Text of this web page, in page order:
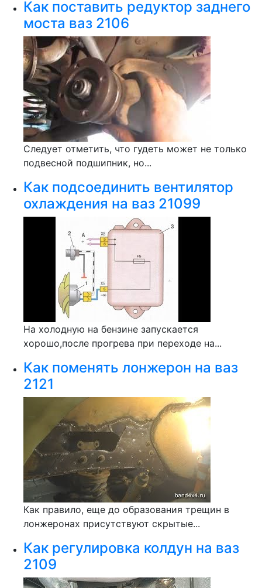
Как поставить редуктор заднего
моста ваз 2106
Следует отметить, что гудеть может не только
подвесной подшипник, но...
Как подсоединить вентилятор
охлаждения на ваз 21099
На холодную на бензине запускается
хорошо,после прогрева при переходе на...
Как поменять лонжерон на ваз
2121
Как правило, еще до образования трещин в
лонжеронах присутствуют скрытые...
Как регулировка колдун на ваз
2109